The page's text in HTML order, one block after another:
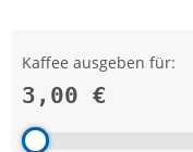
Kaffee ausgeben für:
3,00 €